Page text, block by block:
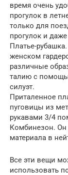
время очень
прогулок в
только для
прогулок и
Платье-
женском
различные
талию с
силуэт.
Приталенное
пуговицы из
рукавами 3/4
Комбинезон. Он
материала в
Все эти вещи
использовать